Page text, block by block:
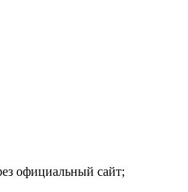
официальный сайт;